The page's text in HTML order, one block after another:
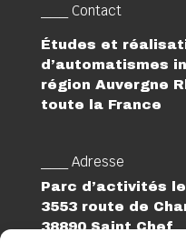
___ Contact
Études et
d’automatismes
région Auvergne
toute la France
___ Adresse
Parc d’activités
3553 route de
38890 Saint Chef